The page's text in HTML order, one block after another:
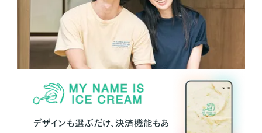
デザインも選ぶだけ、決済機能もあ